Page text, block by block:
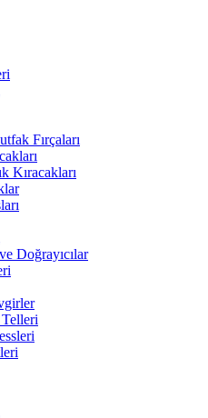
Fırçaları
Kıracakları
Doğrayıcılar